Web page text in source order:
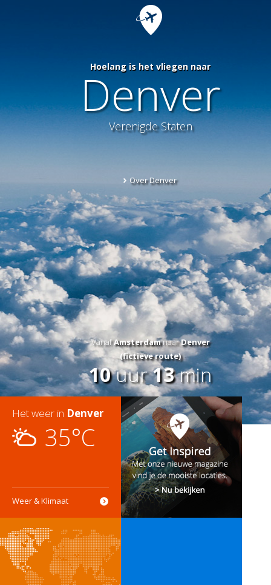
Hoelang is het vliegen naar
Denver
Verenigde Staten
Over Denver
VanafAmsterdamnaarDenver
(fictieve route)
10uur13min
Het weer in Denver
35°C
Weer & Klimaat